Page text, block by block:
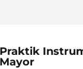
Praktik
Mayor